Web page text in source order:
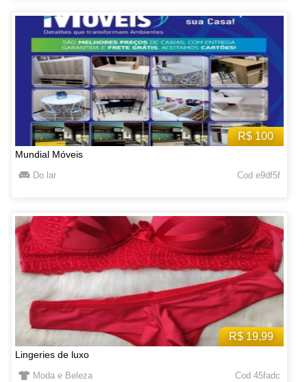
R$ 100
Mundial Móveis
Do lar Cod e9df5f
R$ 19,99
Lingeries de luxo
Moda e Beleza Cod 45fadc